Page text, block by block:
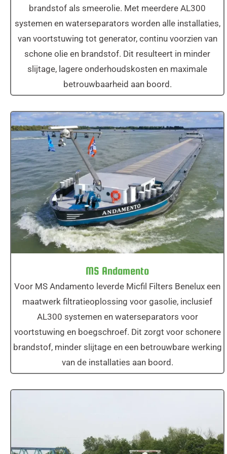
brandstof als smeerolie. Met meerdere AL300
systemen en waterseparators worden alle installaties,
van voortstuwing tot generator, continu voorzien van
schone olie en brandstof. Dit resulteert in minder
slijtage, lagere onderhoudskosten en maximale
betrouwbaarheid aan boord.
MS Andamento
MS Andamento
Voor MS Andamento leverde Micfil Filters Benelux een
maatwerk filtratieoplossing voor gasolie, inclusief
AL300 systemen en waterseparators voor
voortstuwing en boegschroef. Dit zorgt voor schonere
brandstof, minder slijtage en een betrouwbare werking
van de installaties aan boord.